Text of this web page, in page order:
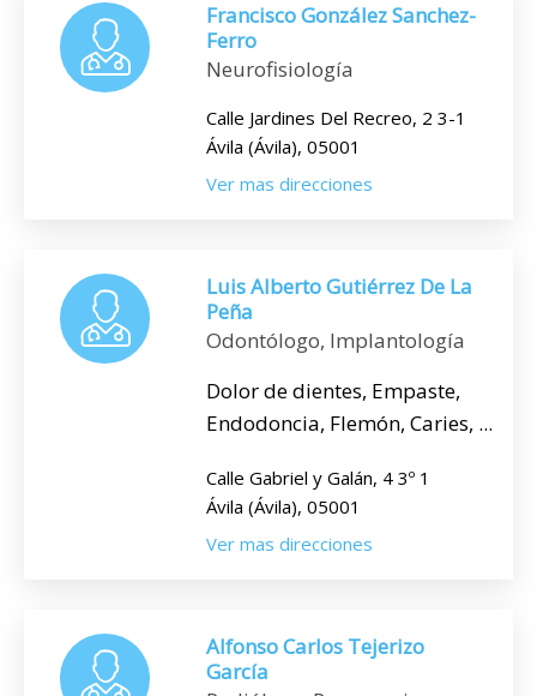
Francisco González Sanchez-
Ferro
Neurofisiología
Calle Jardines Del Recreo, 2 3-1
Ávila (Ávila), 05001
Ver mas direcciones
Luis Alberto Gutiérrez De La
Peña
Odontólogo, Implantología
Dolor de dientes, Empaste,
Endodoncia, Flemón, Caries, ...
Calle Gabriel y Galán, 4 3º 1
Ávila (Ávila), 05001
Ver mas direcciones
Alfonso Carlos Tejerizo
García